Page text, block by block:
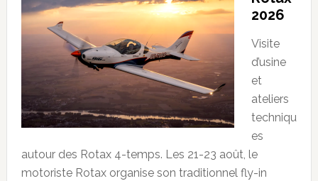
2026
Visite
d’usine
et
ateliers
techniqu
es
autour des Rotax 4-temps. Les 21-23 août, le
motoriste Rotax organise son traditionnel fly-in